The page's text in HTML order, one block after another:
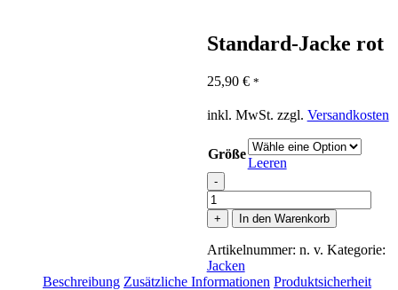
Standard-Jacke rot
25,90 € *
inkl. MwSt. zzgl. Versandkosten
Größe
Leeren
-
Standard-
Jacke
rot
Menge
+ In den Warenkorb
Artikelnummer: n. v. Kategorie:
Jacken
Beschreibung Zusätzliche Informationen Produktsicherheit